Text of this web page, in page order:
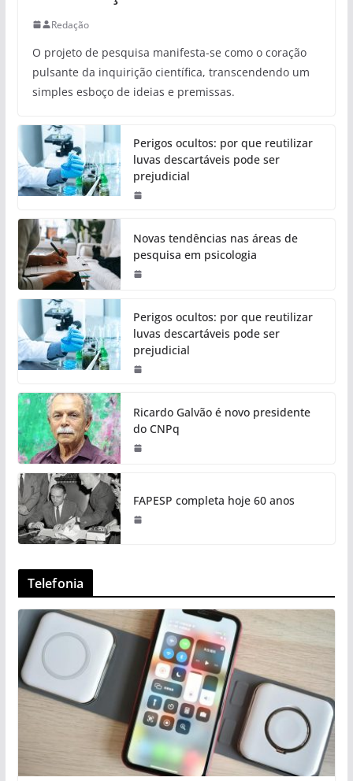
Redação
O projeto de pesquisa manifesta-se como o coração
pulsante da inquirição científica, transcendendo um
simples esboço de ideias e premissas.
Perigos ocultos: por que reutilizar
luvas descartáveis pode ser
prejudicial
Novas tendências nas áreas de
pesquisa em psicologia
Perigos ocultos: por que reutilizar
luvas descartáveis pode ser
prejudicial
Ricardo Galvão é novo presidente
do CNPq
FAPESP completa hoje 60 anos
Telefonia